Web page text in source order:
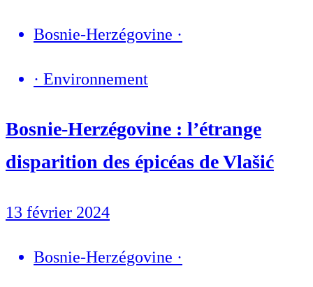
Bosnie-Herzégovine ·
· Environnement
Bosnie-Herzégovine : l’étrange
disparition des épicéas de Vlašić
13 février 2024
Bosnie-Herzégovine ·